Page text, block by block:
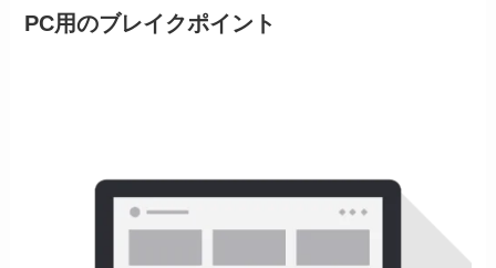
PC用のブレイクポイント